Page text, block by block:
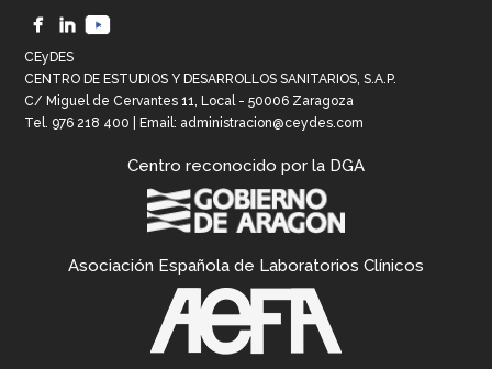
CEyDES
CENTRO DE ESTUDIOS Y DESARROLLOS SANITARIOS, S.A.P.
C/ Miguel de Cervantes 11, Local - 50006 Zaragoza
Tel. 976 218 400 | Email: administracion@ceydes.com
Centro reconocido por la DGA
Asociación Española de Laboratorios Clínicos